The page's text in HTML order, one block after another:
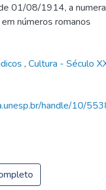
01/08/1914, a
números romanos
, Cultura - Século
handle/10/